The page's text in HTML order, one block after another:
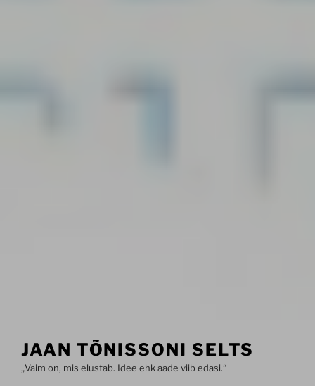
JAAN TÕNISSONI SELTS
„Vaim on, mis elustab. Idee ehk aade viib edasi.“